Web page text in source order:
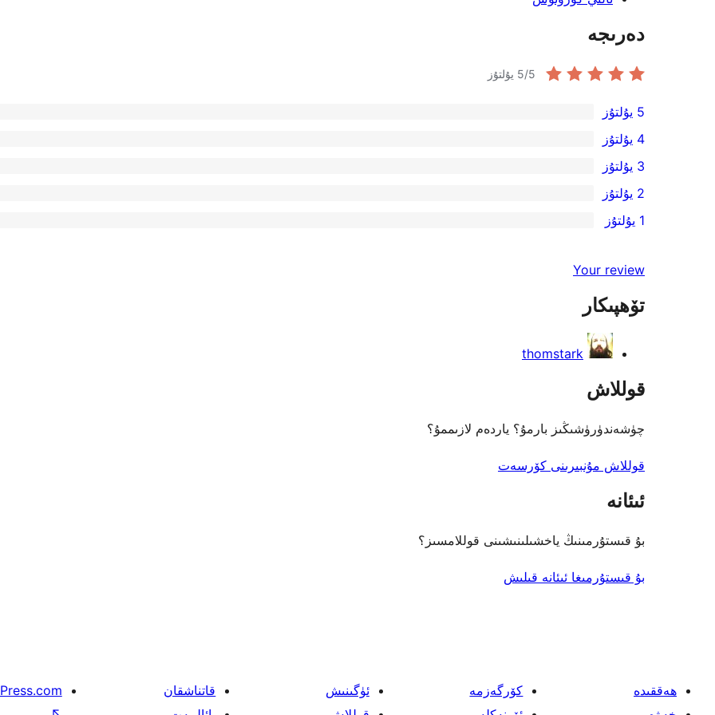
دەرىجە
5/5 يۇلتۇز
1
5-
يۇلتۇز
باھالاش
5 يۇلتۇز
4-
يۇلتۇز
باھالاش
4 يۇلتۇز
0
3-
يۇلتۇز
3 يۇلتۇز
2-
باھالاش
2 يۇلتۇز
يۇلتۇز
باھالاش
1 يۇلتۇز
Your review
تۆھپىكار
thomstark
قوللاش
چۈشەندۈرۈشىڭىز بارمۇ؟ ياردەم لازىممۇ؟
قوللاش مۇنبىرىنى كۆرسەت
ئىئانە
بۇ قىستۇرمىنىڭ ياخشىلىنىشىنى قوللامسىز؟
بۇ قىستۇرمىغا ئىئانە قىلىش
ھەققىدە
كۆرگەزمە
ئۈگىنىش
قاتناشقان